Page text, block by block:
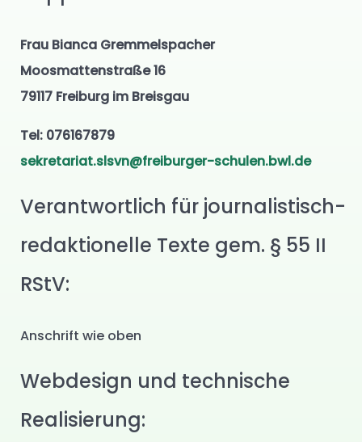
Frau Bianca Gremmelspacher
Moosmattenstraße 16
79117 Freiburg im Breisgau
Tel: 076167879
sekretariat.slsvn@freiburger-schulen.bwl.de
Verantwortlich für journalistisch-
redaktionelle Texte gem. § 55 II
RStV:
Anschrift wie oben
Webdesign und technische
Realisierung: